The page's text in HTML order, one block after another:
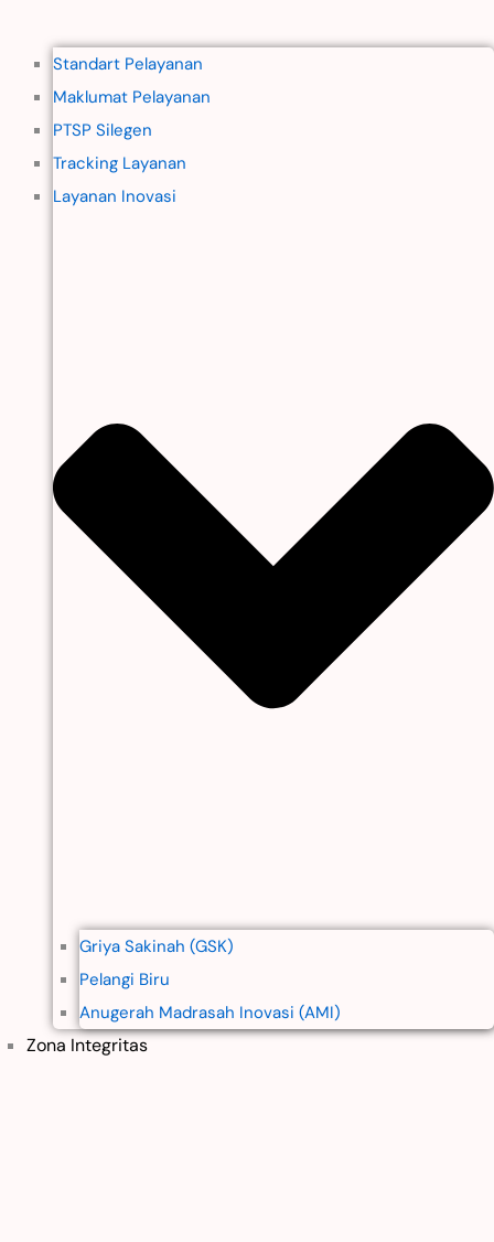
Standart Pelayanan
Maklumat Pelayanan
PTSP Silegen
Tracking Layanan
Layanan Inovasi
Griya Sakinah (GSK)
Pelangi Biru
Anugerah Madrasah Inovasi (AMI)
Zona Integritas